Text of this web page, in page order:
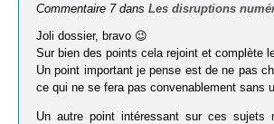
Commentaire 7 dansLes disruptions
Joli dossier, bravo 😉
Sur bien des points cela rejoint et complète
Un point important je pense est de ne pas
ce qui ne se fera pas convenablement sans
Un autre point intéressant sur ces sujets